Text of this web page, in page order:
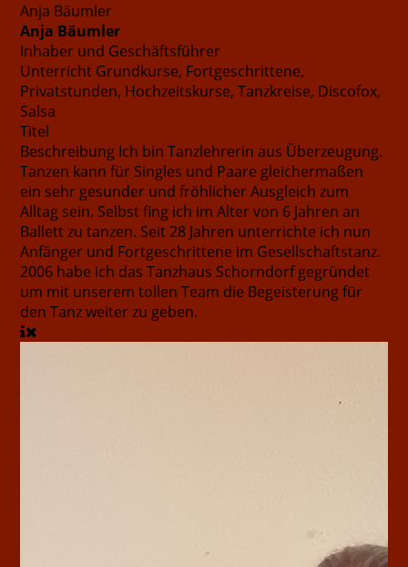
Anja Bäumler
Anja Bäumler
Inhaber und Geschäftsführer
Unterricht Grundkurse, Fortgeschrittene,
Privatstunden, Hochzeitskurse, Tanzkreise, Discofox,
Salsa
Titel
Beschreibung Ich bin Tanzlehrerin aus Überzeugung.
Tanzen kann für Singles und Paare gleichermaßen
ein sehr gesunder und fröhlicher Ausgleich zum
Alltag sein. Selbst fing ich im Alter von 6 Jahren an
Ballett zu tanzen. Seit 28 Jahren unterrichte ich nun
Anfänger und Fortgeschrittene im Gesellschaftstanz.
2006 habe ich das Tanzhaus Schorndorf gegründet
um mit unserem tollen Team die Begeisterung für
den Tanz weiter zu geben.